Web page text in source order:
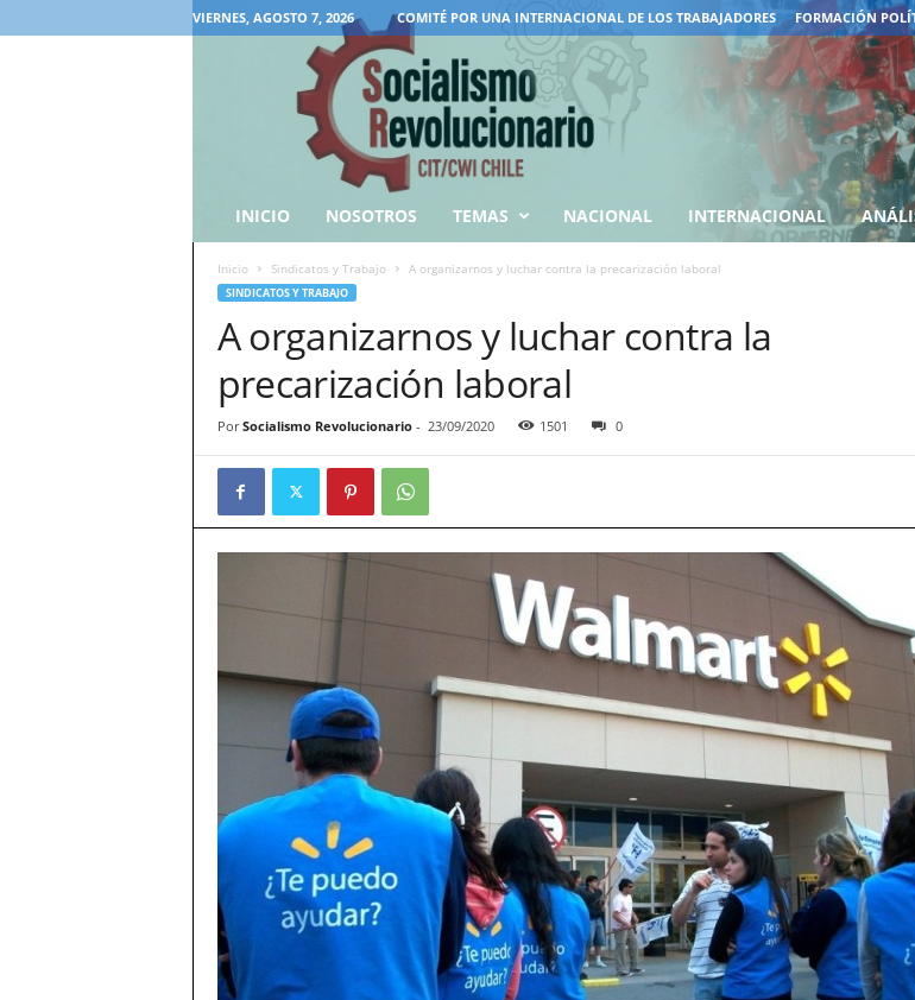
VIERNES, AGOSTO 7, 2026 COMITÉ POR UNA INTERNACIONAL DE LOS TRABAJADORES FORMACIÓN
INICIO NOSOTROS TEMAS NACIONAL INTERNACIONAL
Inicio Sindicatos y Trabajo A organizarnos y luchar contra la precarización laboral
SINDICATOS Y TRABAJO
A organizarnos y luchar contra la
precarización laboral
Por Socialismo Revolucionario- 23/09/2020 1501 0